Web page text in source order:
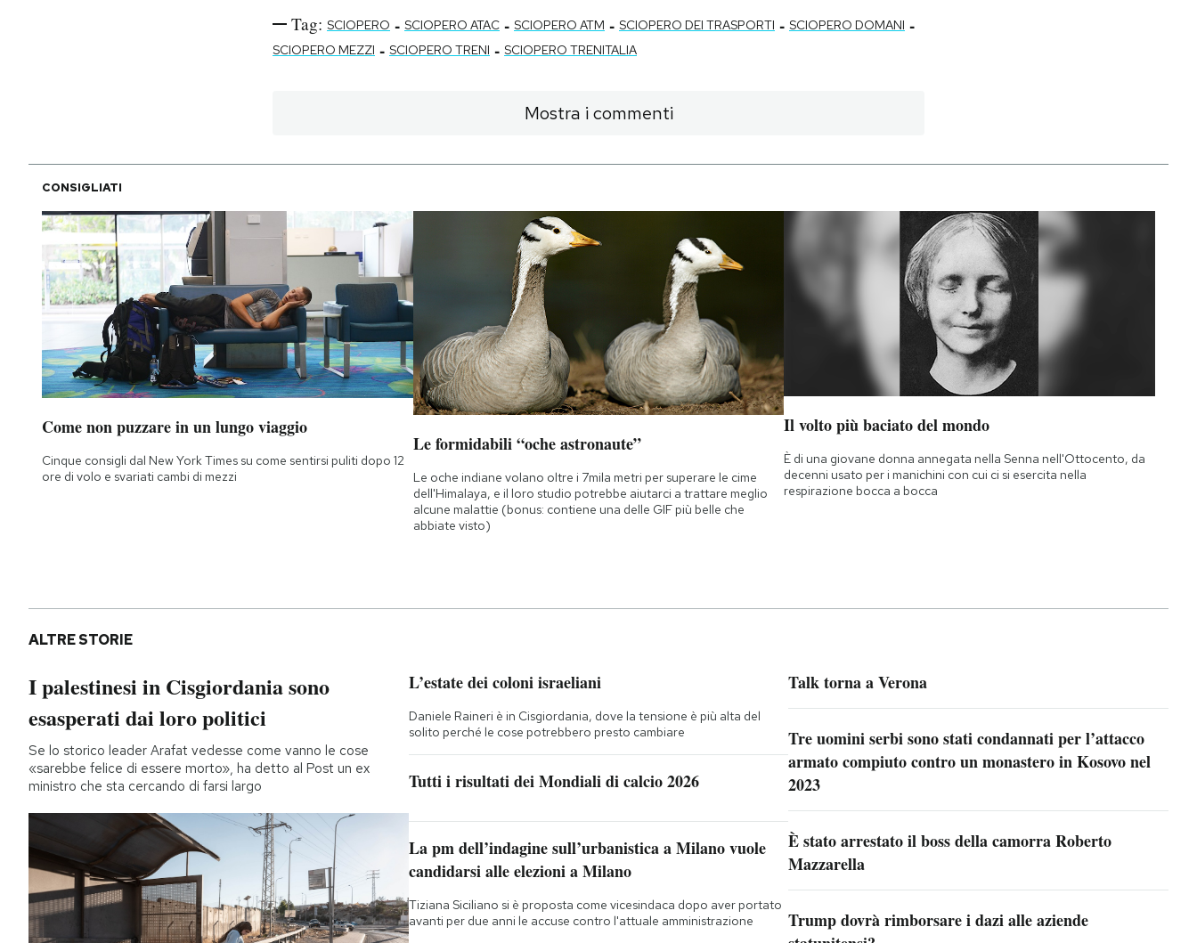
Tag: SCIOPERO - SCIOPERO ATAC - SCIOPERO ATM - SCIOPERO DEI TRASPORTI - SCIOPERO DOMANI -
SCIOPERO MEZZI - SCIOPERO TRENI - SCIOPERO TRENITALIA
Mostra i commenti
CONSIGLIATI
Come non puzzare in un lungo viaggio
Cinque consigli dal New York Times su come sentirsi puliti dopo 12
ore di volo e svariati cambi di mezzi
Le formidabili “oche astronaute”
Le oche indiane volano oltre i 7mila metri per superare le cime
dell'Himalaya, e il loro studio potrebbe aiutarci a trattare meglio
alcune malattie (bonus: contiene una delle GIF più belle che
abbiate visto)
Il volto più baciato del mondo
È di una giovane donna annegata nella Senna nell'Ottocento, da
decenni usato per i manichini con cui ci si esercita nella
respirazione bocca a bocca
ALTRE STORIE
I palestinesi in Cisgiordania sono
esasperati dai loro politici
Se lo storico leader Arafat vedesse come vanno le cose
«sarebbe felice di essere morto», ha detto al Post un ex
ministro che sta cercando di farsi largo
L’estate dei coloni israeliani
Daniele Raineri è in Cisgiordania, dove la tensione è più alta del
solito perché le cose potrebbero presto cambiare
Tutti i risultati dei Mondiali di calcio 2026
La pm dell’indagine sull’urbanistica a Milano vuole
candidarsi alle elezioni a Milano
Tiziana Siciliano si è proposta come vicesindaca dopo aver portato
avanti per due anni le accuse contro l'attuale amministrazione
Talk torna a Verona
Tre uomini serbi sono stati condannati per l’attacco
armato compiuto contro un monastero in Kosovo nel
2023
È stato arrestato il boss della camorra Roberto
Mazzarella
Trump dovrà rimborsare i dazi alle aziende